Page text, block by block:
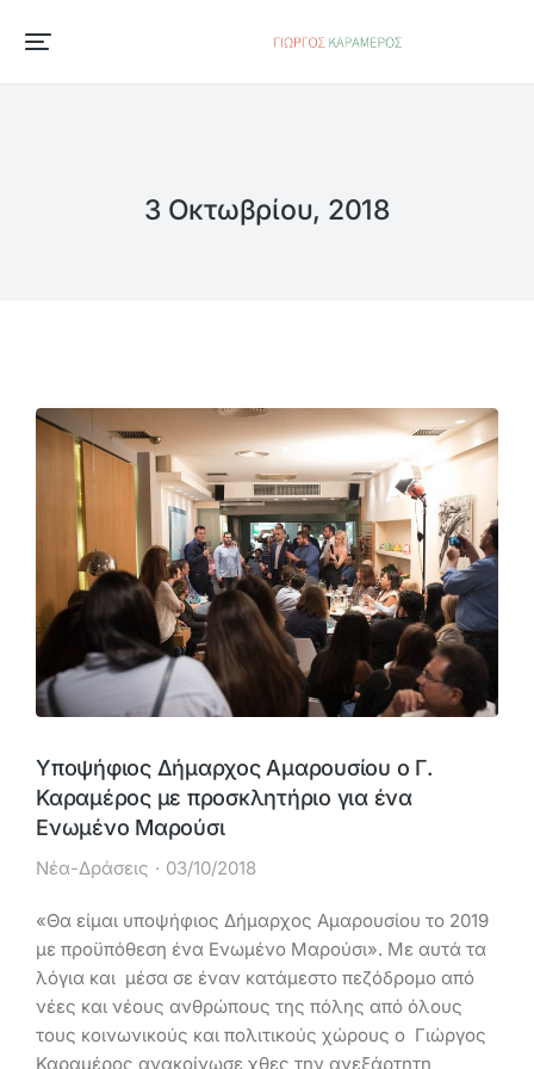
3 Οκτωβρίου, 2018
Υποψήφιος Δήμαρχος Αμαρουσίου ο Γ.
Καραμέρος με προσκλητήριο για ένα
Ενωμένο Μαρούσι
Νέα-Δράσεις 03/10/2018
«Θα είμαι υποψήφιος Δήμαρχος Αμαρουσίου το 2019
με προϋπόθεση ένα Ενωμένο Μαρούσι». Με αυτά τα
λόγια και μέσα σε έναν κατάμεστο πεζόδρομο από
νέες και νέους ανθρώπους της πόλης από όλους
τους κοινωνικούς και πολιτικούς χώρους ο Γιώργος
Καραμέρος ανακοίνωσε χθες την ανεξάρτητη